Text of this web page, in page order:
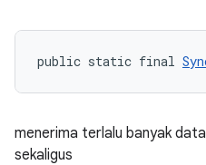
public static final
menerima terlalu banyak
sekaligus